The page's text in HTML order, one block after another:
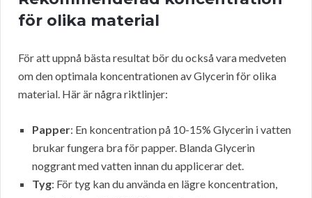
för olika material
För att uppnå bästa resultat bör du också vara medveten
om den optimala koncentrationen av Glycerin för olika
material. Här är några riktlinjer:
Papper: En koncentration på 10-15% Glycerin i vatten
brukar fungera bra för papper. Blanda Glycerin
noggrant med vatten innan du applicerar det.
Tyg: För tyg kan du använda en lägre koncentration,